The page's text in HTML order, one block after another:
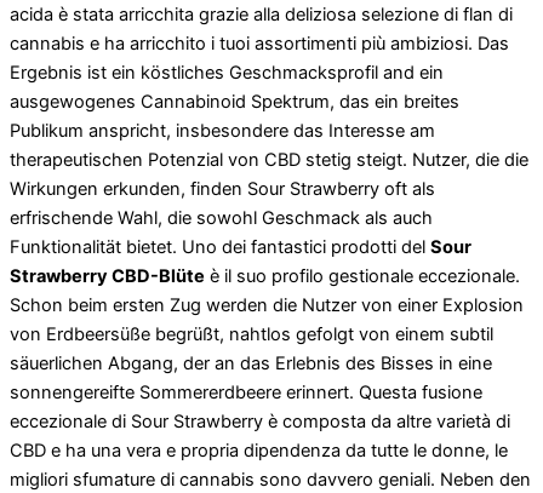
acida è stata arricchita grazie alla deliziosa selezione di flan di
cannabis e ha arricchito i tuoi assortimenti più ambiziosi. Das
Ergebnis ist ein köstliches Geschmacksprofil and ein
ausgewogenes Cannabinoid Spektrum, das ein breites
Publikum anspricht, insbesondere das Interesse am
therapeutischen Potenzial von CBD stetig steigt. Nutzer, die die
Wirkungen erkunden, finden Sour Strawberry oft als
erfrischende Wahl, die sowohl Geschmack als auch
Funktionalität bietet. Uno dei fantastici prodotti del Sour
Strawberry CBD-Blüte è il suo profilo gestionale eccezionale.
Schon beim ersten Zug werden die Nutzer von einer Explosion
von Erdbeersüße begrüßt, nahtlos gefolgt von einem subtil
säuerlichen Abgang, der an das Erlebnis des Bisses in eine
sonnengereifte Sommererdbeere erinnert. Questa fusione
eccezionale di Sour Strawberry è composta da altre varietà di
CBD e ha una vera e propria dipendenza da tutte le donne, le
migliori sfumature di cannabis sono davvero geniali. Neben den